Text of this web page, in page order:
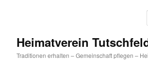
Heimatverein
Traditionen erhalten – Gemeinschaft pflegen –